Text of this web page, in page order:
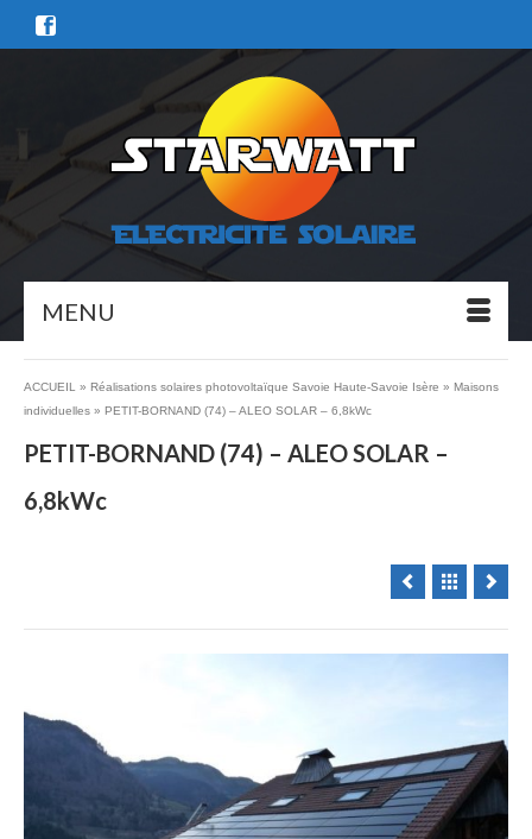
MENU
ACCUEIL » Réalisations solaires photovoltaïque Savoie Haute-Savoie Isère » Maisons
individuelles » PETIT-BORNAND (74) – ALEO SOLAR – 6,8kWc
PETIT-BORNAND (74) – ALEO SOLAR –
6,8kWc